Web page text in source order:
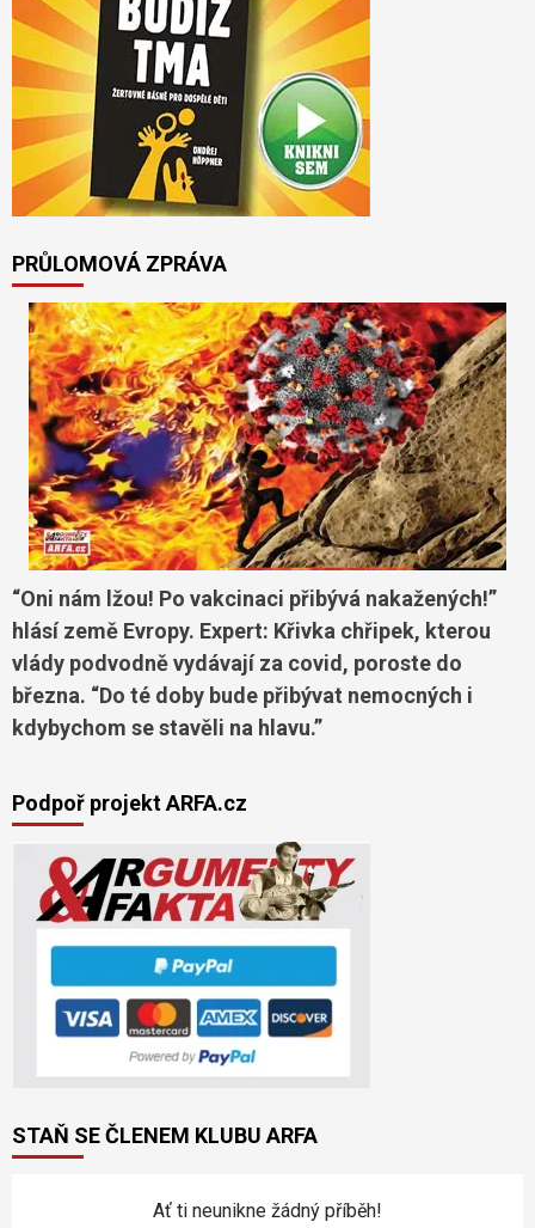
PRŮLOMOVÁ ZPRÁVA
“Oni nám lžou! Po vakcinaci přibývá nakažených!”
hlásí země Evropy. Expert: Křivka chřipek, kterou
vlády podvodně vydávají za covid, poroste do
března. “Do té doby bude přibývat nemocných i
kdybychom se stavěli na hlavu.”
Podpoř projekt ARFA.cz
STAŇ SE ČLENEM KLUBU ARFA
Ať ti neunikne žádný příběh!